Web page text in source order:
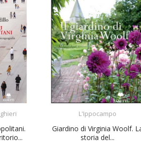
L'Ippocampo
Giardino di Virginia Woolf.
storia del...